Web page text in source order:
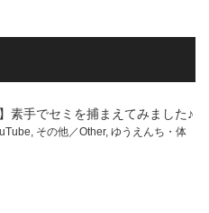
素手でセミを捕まえてみました♪
その他／Other, ゆうえんち・体